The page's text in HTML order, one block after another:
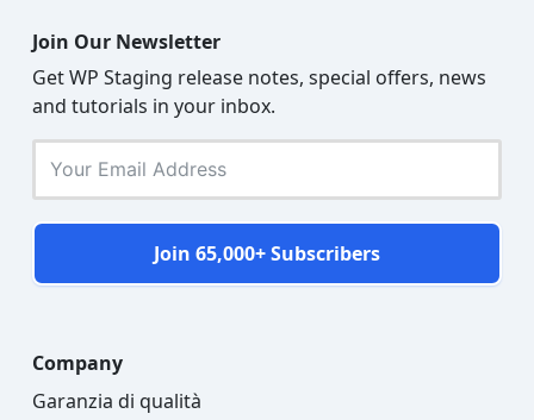
Join Our Newsletter
Get WP Staging release notes, special offers, news
and tutorials in your inbox.
Join 65,000+ Subscribers
Company
Garanzia di qualità